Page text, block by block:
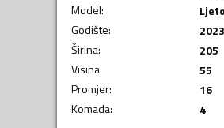
Model:
Ljeto
Godište:
2023
Širina:
205
Visina:
55
Promjer:
16
Komada: 4